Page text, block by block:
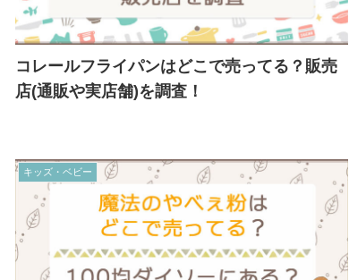
コレールフライパンはどこで売ってる？販売
店(通販や実店舗)を調査！
キッズ・ベビー